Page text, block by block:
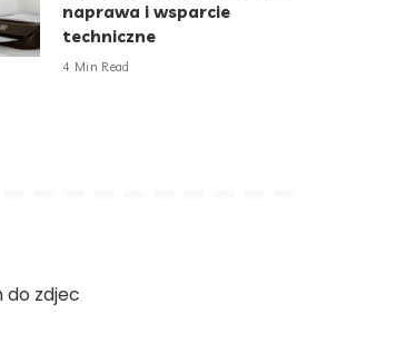
naprawa i wsparcie
techniczne
4 Min Read